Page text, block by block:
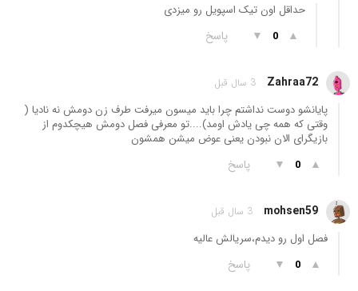
حداقل اون تیک اسپویل رو میزدی
▲
0
▼ پاسخ
Zahraa72 3 سال قبل
پایانشو دوست نداشتم چرا باید میسون میرفت طرف زن دومش نه نادیا (
وقتی که همه چی یادش اومد)....تو معرفی فصل دومش هیچکدوم از
بازیگرای الان نبودن یعنی عوض میشن همشون
▲
0
▼ پاسخ
mohsen59 3 سال قبل
فصل اول رو دیدم،سریالش عالیه
▲
0
▼ پاسخ